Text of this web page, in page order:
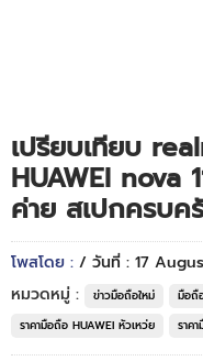
เปรียบเทียบ
HUAWEI nova
ค่าย สเปกครบค
โพสโดย : / วันที่ : 17
หมวดหมู่ :
ข่าวมือถือใหม่ มือถื
ราคามือถือ HUAWEI หัวเหว่ย
ราค